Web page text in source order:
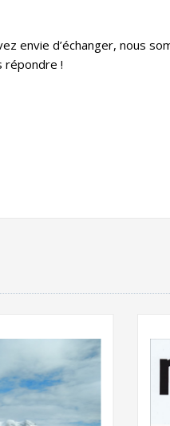
envie d’échanger, nous
répondre !